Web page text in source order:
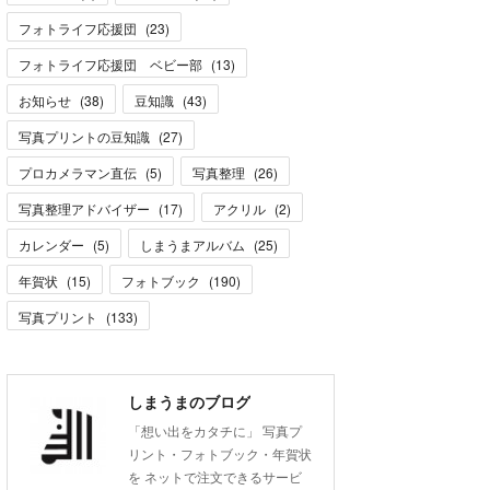
フォトライフ応援団 (23)
フォトライフ応援団 ベビー部 (13)
お知らせ (38) 豆知識 (43)
写真プリントの豆知識 (27)
プロカメラマン直伝 (5) 写真整理 (26)
写真整理アドバイザー (17) アクリル (2)
カレンダー (5) しまうまアルバム (25)
年賀状 (15) フォトブック (190)
写真プリント
(133)
しまうまのブログ
「想い出をカタチに」 写真プ
リント・フォトブック・年賀状
を ネットで注文できるサービ